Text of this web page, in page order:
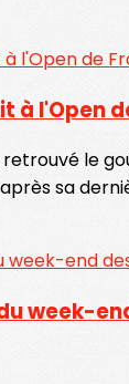
à l'Open
le
sa
week-